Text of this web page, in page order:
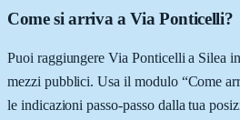
Come si arriva a Via Ponticelli?
Puoi raggiungere Via Ponticelli a Silea
mezzi pubblici. Usa il modulo “Come
le indicazioni passo-passo dalla tua